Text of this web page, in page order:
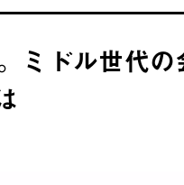
ミドル世代の